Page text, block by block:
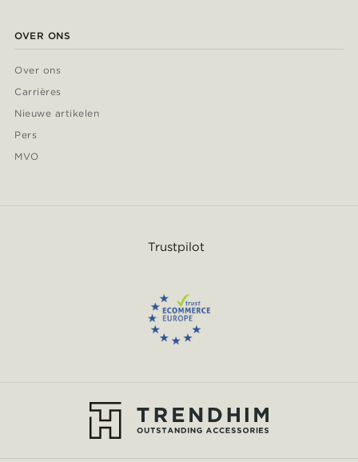
OVER ONS
Over ons
Carrières
Nieuwe artikelen
Pers
MVO
Trustpilot